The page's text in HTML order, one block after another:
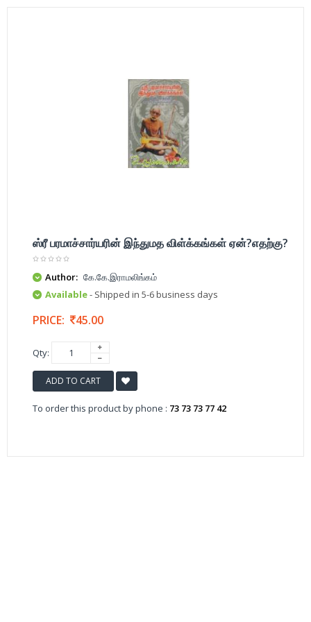
ஸ்ரீ பரமாச்சார்யரின் இந்துமத விள்க்கங்கள் ஏன்?எதற்கு?
Author: கே.கே.இராமலிங்கம்
Available- Shipped in 5-6 business days
PRICE: 45.00
Qty:
ADD TO CART
To order this product by phone : 73 73 73 77 42